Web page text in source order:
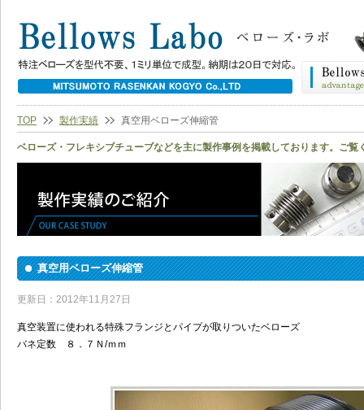
TOP 製作実績 真空用ベローズ伸縮管
ベローズ・フレキシブチューブなどを主に製作事例を掲載しております。ご覧
真空用ベローズ伸縮管
更新日：2012年11月27日
真空装置に使われる特殊フランジとパイプが取りついたベローズ
バネ定数 ８．７Ｎ/ｍｍ